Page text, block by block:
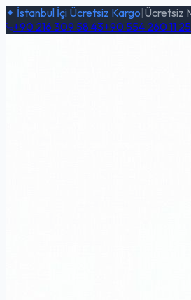
✦ İstanbul İçi Ücretsiz Kargo Ücretsiz
+90 216 309 58 43+90 554 260 11 25